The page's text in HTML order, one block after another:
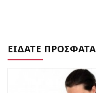
ΕΙΔΑΤΕ ΠΡΟΣΦΑΤΑ